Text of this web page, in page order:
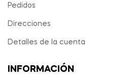
Pedidos
Direcciones
Detalles de la cuenta
INFORMACIÓN